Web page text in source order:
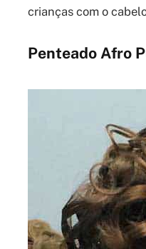
crianças com o
Penteado Afro